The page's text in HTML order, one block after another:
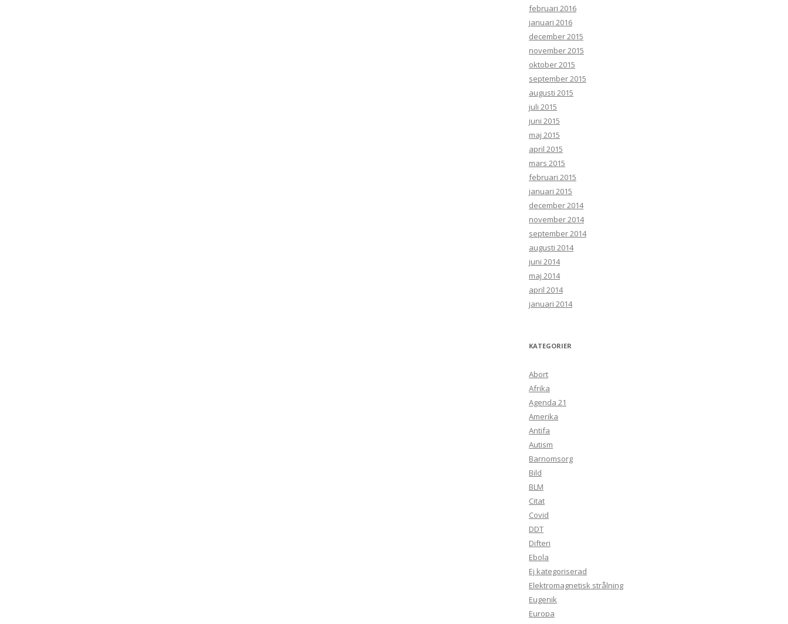
februari 2016
januari 2016
december 2015
november 2015
oktober 2015
september 2015
augusti 2015
juli 2015
juni 2015
maj 2015
april 2015
mars 2015
februari 2015
januari 2015
december 2014
november 2014
september 2014
augusti 2014
juni 2014
maj 2014
april 2014
januari 2014
KATEGORIER
Abort
Afrika
Agenda 21
Amerika
Antifa
Autism
Barnomsorg
Bild
BLM
Citat
Covid
DDT
Difteri
Ebola
Ej kategoriserad
Elektromagnetisk strålning
Eugenik
Europa